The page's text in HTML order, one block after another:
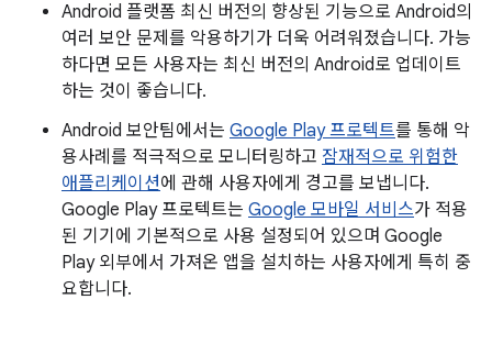
Android 플랫폼 최신 버전의 향상된 기능으로 Android의
여러 보안 문제를 악용하기가 더욱 어려워졌습니다. 가능
하다면 모든 사용자는 최신 버전의 Android로 업데이트
하는 것이 좋습니다.
Android 보안팀에서는 Google Play 프로텍트를 통해 악
용사례를 적극적으로 모니터링하고 잠재적으로 위험한
애플리케이션에 관해 사용자에게 경고를 보냅니다.
Google Play 프로텍트는 Google 모바일 서비스가 적용
된 기기에 기본적으로 사용 설정되어 있으며 Google
Play 외부에서 가져온 앱을 설치하는 사용자에게 특히 중
요합니다.